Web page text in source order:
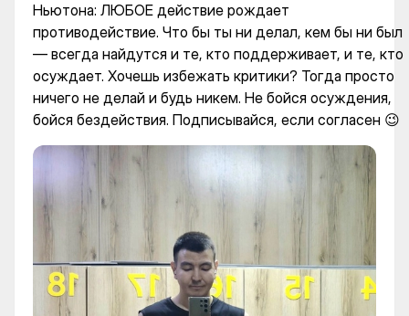
Ньютона: ЛЮБОЕ действие рождает
противодействие. Что бы ты ни делал, кем бы ни был
— всегда найдутся и те, кто поддерживает, и те, кто
осуждает. Хочешь избежать критики? Тогда просто
ничего не делай и будь никем. Не бойся осуждения,
бойся бездействия. Подписывайся, если согласен 😉